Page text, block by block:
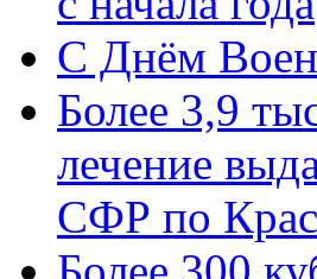
C Днём
Более 3,9
лечение
СФР по